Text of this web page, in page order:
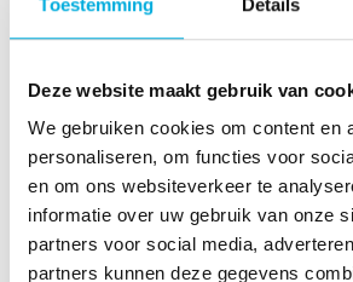
Deze website maakt gebruik van
We gebruiken cookies om content en
personaliseren, om functies voor
en om ons websiteverkeer te
informatie over uw gebruik van onze
partners voor social media,
partners kunnen deze gegevens
Hyper Historian™ is een
voor de meest bedrijfskritieke
geavanceerde hoge compressie-
Historian ongeëvenaarde prestaties
gebruik van middelen. Hyper
de nieuwste big data technologieën,
SQL, Microsoft Data Lakes, Kafka
is Hyper Historian de meest